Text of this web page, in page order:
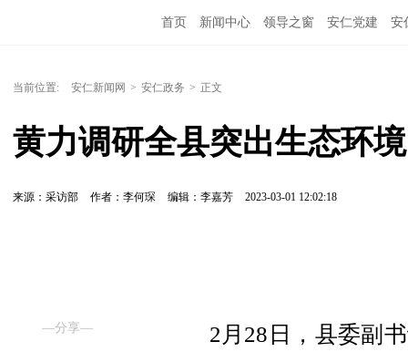
首页 新闻中心 领导之窗 安仁党建 安
当前位置: 安仁新闻网 > 安仁政务 > 正文
黄力调研全县突出生态环
来源：采访部 作者：李何琛 编辑：李嘉芳 2023-03-01 12:02:18
—分享—
2月28日，县委副